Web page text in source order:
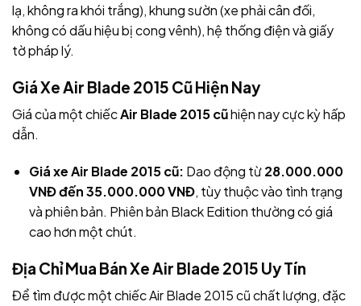
lạ, không ra khói trắng), khung sườn (xe phải cân đối,
không có dấu hiệu bị cong vênh), hệ thống điện và giấy
tờ pháp lý.
Giá Xe Air Blade 2015 Cũ Hiện Nay
Giá của một chiếcAir Blade 2015 cũhiện nay cực kỳ hấp
dẫn.
Giá xe Air Blade 2015 cũ: Dao động từ28.000.000
VNĐ đến 35.000.000 VNĐ, tùy thuộc vào tình trạng
và phiên bản. Phiên bản Black Edition thường có giá
cao hơn một chút.
Địa Chỉ Mua Bán Xe Air Blade 2015 Uy Tín
Để tìm được một chiếc Air Blade 2015 cũ chất lượng, đặc